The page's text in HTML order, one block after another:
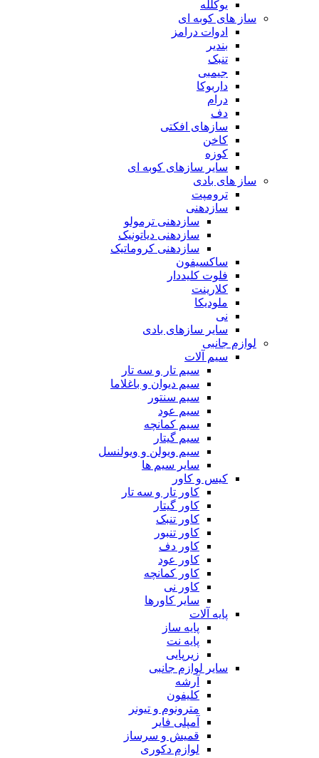
یوکلله
ساز های کوبه ای
ادوات درامز
بندیر
تنبک
جیمبی
داربوکا
درام
دف
سازهای افکتی
کاخن
کوزه
سایر سازهای کوبه ای
ساز های بادی
ترومپت
سازدهنی
سازدهنی ترمولو
سازدهنی دیاتونیک
سازدهنی کروماتیک
ساکسیفون
فلوت کلیددار
کلارینت
ملودیکا
نی
سایر سازهای بادی
لوازم جانبی
سیم آلات
سیم تار و سه تار
سیم دیوان و باغلاما
سیم سنتور
سیم عود
سیم کمانچه
سیم گیتار
سیم ویولن و ویولنسل
سایر سیم ها
کیس و کاور
کاور تار و سه تار
کاور گیتار
کاور تنبک
کاور تنبور
کاور دف
کاور عود
کاور کمانچه
کاور نی
سایر کاورها
پایه آلات
پایه ساز
پایه نت
زیرپایی
سایر لوازم جانبی
آرشه
کلیفون
مترونوم و تیونر
آمپلی فایر
قمیش و سرساز
لوازم دکوری